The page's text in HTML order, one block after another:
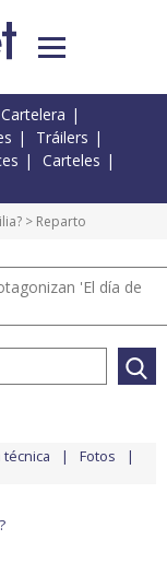
Cartelera
Tráilers
Carteles
> Reparto
'El día de
técnica Fotos